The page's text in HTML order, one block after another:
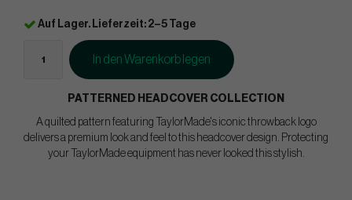
Auf Lager. Lieferzeit: 2–5 Tage
In den Warenkorb legen
PATTERNED HEADCOVER COLLECTION
A quilted pattern featuring TaylorMade's iconic throwback logo
delivers a premium look and feel to this headcover design. Protecting
your TaylorMade equipment has never looked this stylish.